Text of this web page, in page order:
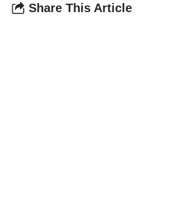
Share This Article